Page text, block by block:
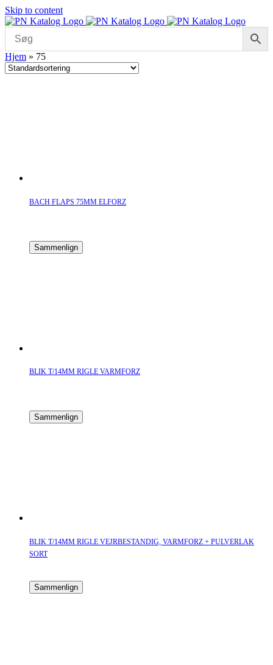
Skip to content
Hjem » 75
BACH FLAPS 75MM ELFORZ
Sammenlign
BLIK T/14MM RIGLE VARMFORZ
Sammenlign
BLIK T/14MM RIGLE VEJRBESTANDIG, VARMFORZ + PULVERLAK
SORT
Sammenlign